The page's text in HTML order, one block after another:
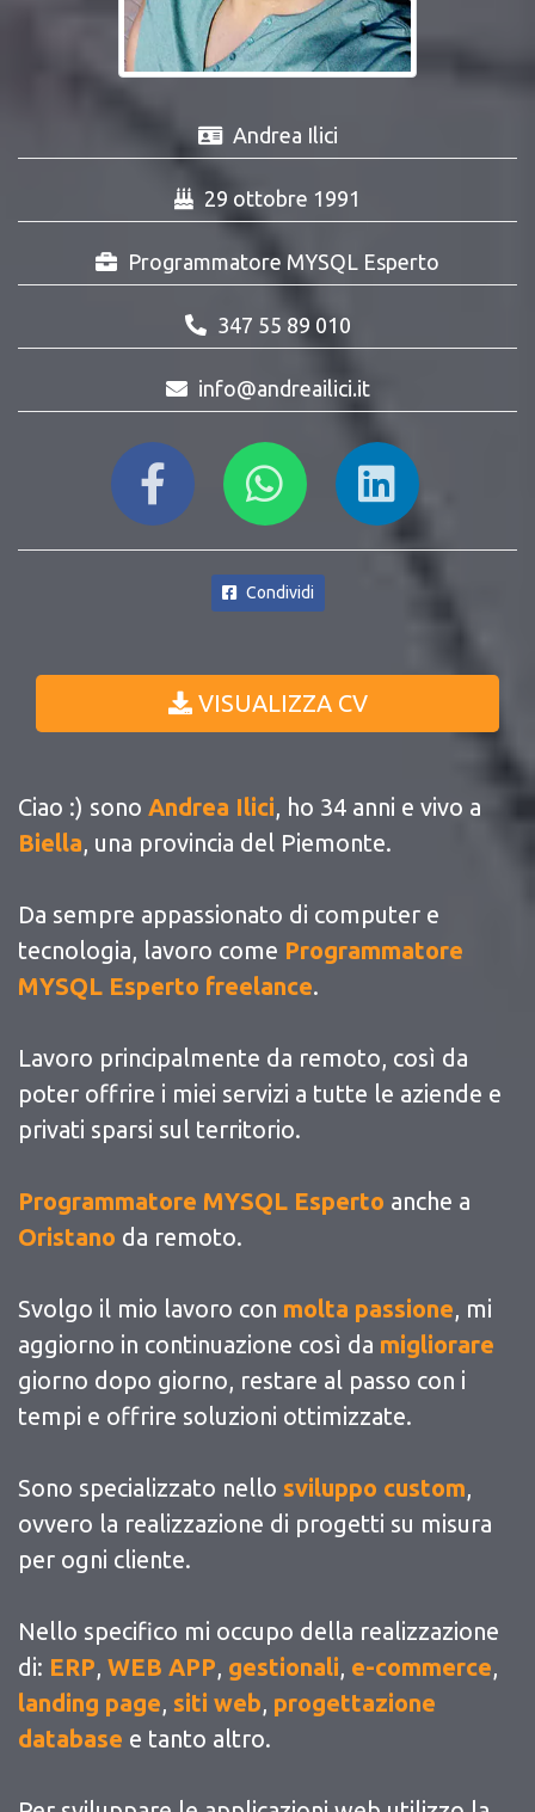
Andrea Ilici
29 ottobre 1991
Programmatore MYSQL Esperto
347 55 89 010
info@andreailici.it
Condividi
VISUALIZZA CV
Ciao :) sono Andrea Ilici, ho 34 anni e vivo a
Biella, una provincia del Piemonte.
Da sempre appassionato di computer e
tecnologia, lavoro come Programmatore
MYSQL Esperto freelance.
Lavoro principalmente da remoto, così da
poter offrire i miei servizi a tutte le aziende e
privati sparsi sul territorio.
Programmatore MYSQL Esperto anche a
Oristano da remoto.
Svolgo il mio lavoro con molta passione, mi
aggiorno in continuazione così da migliorare
giorno dopo giorno, restare al passo con i
tempi e offrire soluzioni ottimizzate.
Sono specializzato nello sviluppo custom,
ovvero la realizzazione di progetti su misura
per ogni cliente.
Nello specifico mi occupo della realizzazione
di: ERP, WEB APP, gestionali, e-commerce,
landing page, siti web, progettazione
database e tanto altro.